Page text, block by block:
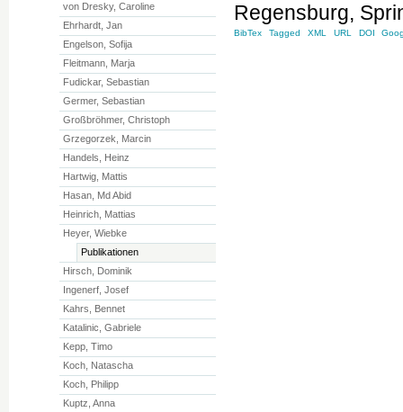
Regensburg,
BibTex Tagged XML URL DOI
von Dresky, Caroline
Ehrhardt, Jan
Engelson, Sofija
Fleitmann, Marja
Fudickar, Sebastian
Germer, Sebastian
Großbröhmer, Christoph
Grzegorzek, Marcin
Handels, Heinz
Hartwig, Mattis
Hasan, Md Abid
Heinrich, Mattias
Heyer, Wiebke
Publikationen
Hirsch, Dominik
Ingenerf, Josef
Kahrs, Bennet
Katalinic, Gabriele
Kepp, Timo
Koch, Natascha
Koch, Philipp
Kuptz, Anna